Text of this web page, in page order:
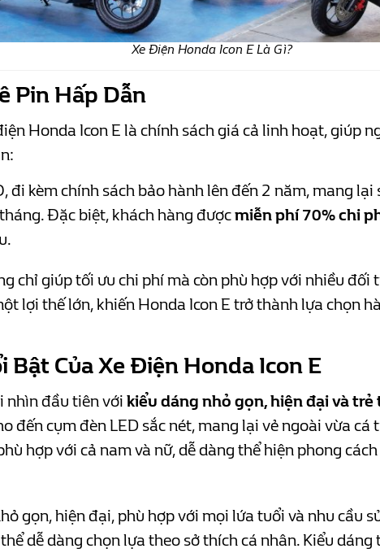
Xe Điện Honda Icon E Là Gì?
Pin Hấp Dẫn
Honda Icon E là chính sách giá cả linh hoạt, giúp
đi kèm chính sách bảo hành lên đến 2 năm, mang
Đặc biệt, khách hàng đượcmiễn phí 70% chi
chỉ giúp tối ưu chi phí mà còn phù hợp với nhiều đối
lợi thế lớn, khiến Honda Icon E trở thành lựa chọn
Bật Của Xe Điện Honda Icon E
nhìn đầu tiên với kiểu dáng nhỏ gọn, hiện đại và trẻ
đến cụm đèn LED sắc nét, mang lại vẻ ngoài vừa
hợp với cả nam và nữ, dễ dàng thể hiện phong
gọn, hiện đại, phù hợp với mọi lứa tuổi và nhu cầu
dễ dàng chọn lựa theo sở thích cá nhân. Kiểu